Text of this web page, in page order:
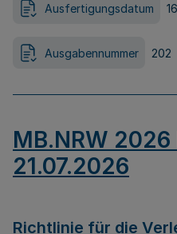
Ausfertigungsdatum
Ausgabennummer 202
MB.NRW 2026
21.07.2026
Richtlinie für die